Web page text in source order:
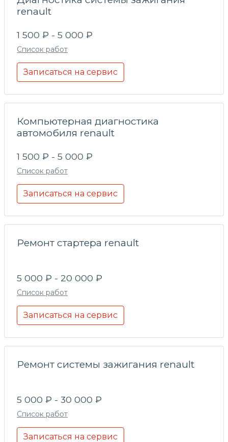
renault
1 500 ₽ - 5 000 ₽
Список работ
Записаться на сервис
Компьютерная диагностика
автомобиля renault
1 500 ₽ - 5 000 ₽
Список работ
Записаться на сервис
Ремонт стартера renault
5 000 ₽ - 20 000 ₽
Список работ
Записаться на сервис
Ремонт системы зажигания renault
5 000 ₽ - 30 000 ₽
Список работ
Записаться на сервис